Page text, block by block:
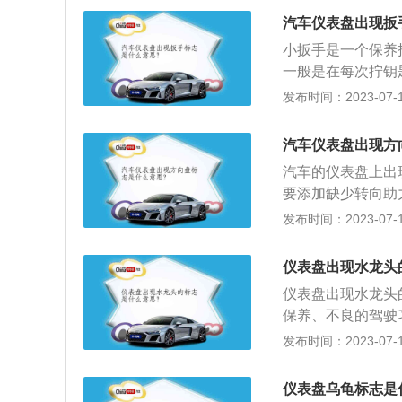
常，小则影响行
的品牌4S店进行
汽车仪表盘出现
小扳手是一个保
一般是在每次拧
养指示灯的作用
给、润滑、调整
设定值在5000公
工作状态，反之
发布时间：2023-07-
汽车仪表盘出现
汽车的仪表盘上
要添加缺少转向
汽车的驾驶员车
险；5、在汽车的
发布时间：2023-07-
仪表盘出现水龙
仪表盘出现水龙
保养、不良的驾
混合气燃烧不良
的方法是：1、定
发布时间：2023-07-
仪表盘乌龟标志是